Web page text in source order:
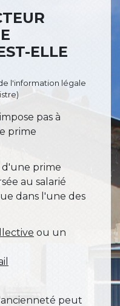
ELLE
l'information légale
pas à
prime
prime
au salarié
dans l'une des
ou un
peut